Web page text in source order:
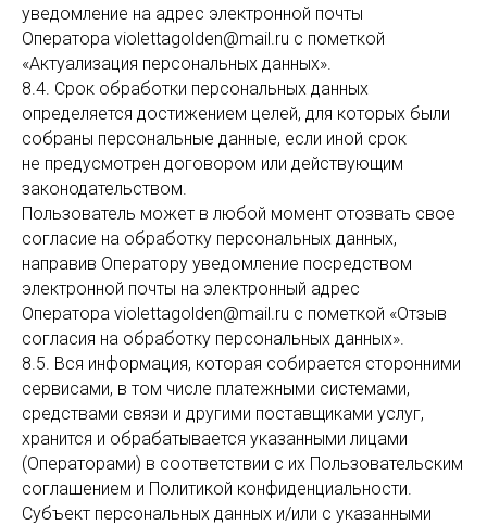
уведомление на адрес электронной почты
Оператора violettagolden@mail.ru с пометкой
«Актуализация персональных данных».
8.4. Срок обработки персональных данных
определяется достижением целей, для которых были
собраны персональные данные, если иной срок
не предусмотрен договором или действующим
законодательством.
Пользователь может в любой момент отозвать свое
согласие на обработку персональных данных,
направив Оператору уведомление посредством
электронной почты на электронный адрес
Оператора violettagolden@mail.ru с пометкой «Отзыв
согласия на обработку персональных данных».
8.5. Вся информация, которая собирается сторонними
сервисами, в том числе платежными системами,
средствами связи и другими поставщиками услуг,
хранится и обрабатывается указанными лицами
(Операторами) в соответствии с их Пользовательским
соглашением и Политикой конфиденциальности.
Субъект персональных данных и/или с указанными